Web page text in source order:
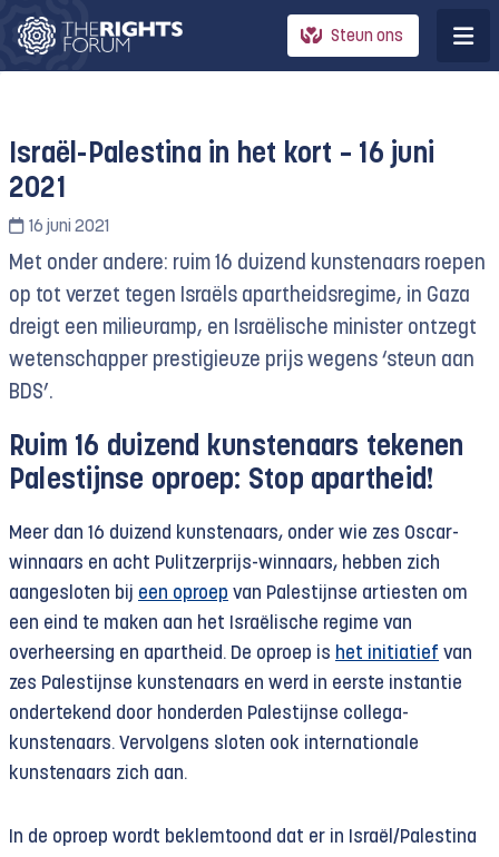
Steun ons
Israël-Palestina in het kort – 16 juni
2021
16 juni 2021
Met onder andere: ruim 16 duizend kunstenaars roepen
op tot verzet tegen Israëls apartheidsregime, in Gaza
dreigt een milieuramp, en Israëlische minister ontzegt
wetenschapper prestigieuze prijs wegens ‘steun aan
BDS’.
Ruim 16 duizend kunstenaars tekenen
Palestijnse oproep: Stop apartheid!
Meer dan 16 duizend kunstenaars, onder wie zes Oscar-
winnaars en acht Pulitzerprijs-winnaars, hebben zich
aangesloten bij een oproep van Palestijnse artiesten om
een eind te maken aan het Israëlische regime van
overheersing en apartheid. De oproep is het initiatief van
zes Palestijnse kunstenaars en werd in eerste instantie
ondertekend door honderden Palestijnse collega-
kunstenaars. Vervolgens sloten ook internationale
kunstenaars zich aan.
In de oproep wordt beklemtoond dat er in Israël/Palestina